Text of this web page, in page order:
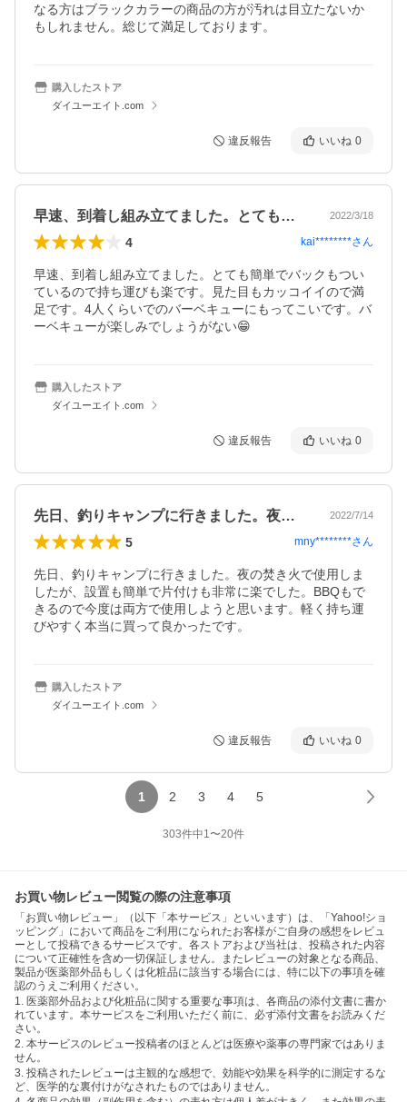
なる方はブラックカラーの商品の方が汚れは目立たないか
もしれません。総じて満足しております。
購入したストア
ダイユーエイト.com
違反報告 いいね 0
早速、到着し組み立てました。とても簡単… 2022/3/18
4 kai********さん
早速、到着し組み立てました。とても簡単でバックもつい
ているので持ち運びも楽です。見た目もカッコイイので満
足です。4人くらいでのバーベキューにもってこいです。バ
ーベキューが楽しみでしょうがない😁
購入したストア
ダイユーエイト.com
違反報告 いいね 0
先日、釣りキャンプに行きました。夜の焚… 2022/7/14
5 mny********さん
先日、釣りキャンプに行きました。夜の焚き火で使用しま
したが、設置も簡単で片付けも非常に楽でした。BBQもで
きるので今度は両方で使用しようと思います。軽く持ち運
びやすく本当に買って良かったです。
購入したストア
ダイユーエイト.com
違反報告 いいね 0
1 2 3 4 5
303件中1〜20件
お買い物レビュー閲覧の際の注意事項
「お買い物レビュー」（以下「本サービス」といいます）は、「Yahoo!ショ
ッピング」において商品をご利用になられたお客様がご自身の感想をレビュ
ーとして投稿できるサービスです。各ストアおよび当社は、投稿された内容
について正確性を含め一切保証しません。またレビューの対象となる商品、
製品が医薬部外品もしくは化粧品に該当する場合には、特に以下の事項を確
認のうえご利用ください。
1. 医薬部外品および化粧品に関する重要な事項は、各商品の添付文書に書か
れています。本サービスをご利用いただく前に、必ず添付文書をお読みくだ
さい。
2. 本サービスのレビュー投稿者のほとんどは医療や薬事の専門家ではありま
せん。
3. 投稿されたレビューは主観的な感想で、効能や効果を科学的に測定するな
ど、医学的な裏付けがなされたものではありません。